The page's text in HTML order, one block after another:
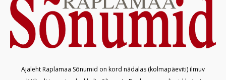
Ajaleht Raplamaa Sõnumid on kord nädalas (kolmapäeviti) ilmuv